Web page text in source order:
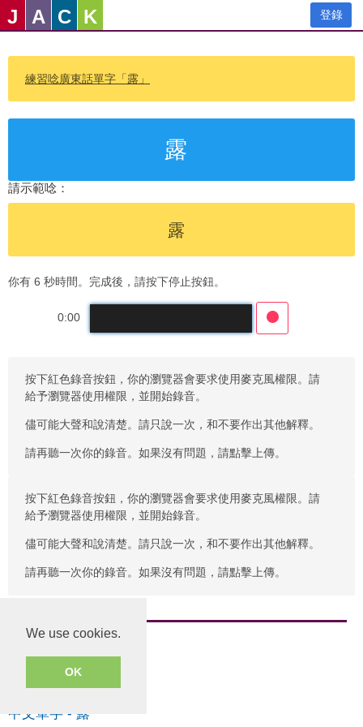
We use cookies.
OK
J A C K 登錄
練習唸廣東話單字「露」
露
請示範唸：
露
你有 6 秒時間。完成後，請按下停止按鈕。
0:00
按下紅色錄音按鈕，你的瀏覽器會要求使用麥克風權限。請
給予瀏覽器使用權限，並開始錄音。
儘可能大聲和說清楚。請只說一次，和不要作出其他解釋。
請再聽一次你的錄音。如果沒有問題，請點擊上傳。
按下紅色錄音按鈕，你的瀏覽器會要求使用麥克風權限。請
給予瀏覽器使用權限，並開始錄音。
儘可能大聲和說清楚。請只說一次，和不要作出其他解釋。
請再聽一次你的錄音。如果沒有問題，請點擊上傳。
廣東話錄音
中文單字 - 露